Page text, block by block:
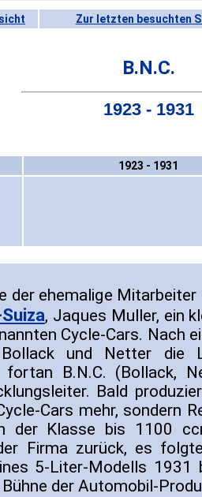
Zur letzten besuchten
B.N.C.
1923 - 1931
1923 - 1931
der ehemalige
, Jaques Muller, ein
Cycle-Cars. Nach
Bollack und Netter die
fortan B.N.C. (Bollack,
Bald
Cars mehr, sondern
der Klasse bis 1100
Firma zurück, es
5-Liter-Modells 1931
der Automobil-